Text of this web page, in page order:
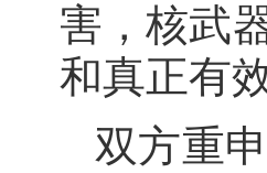
害，核武
和真正有效
双方重